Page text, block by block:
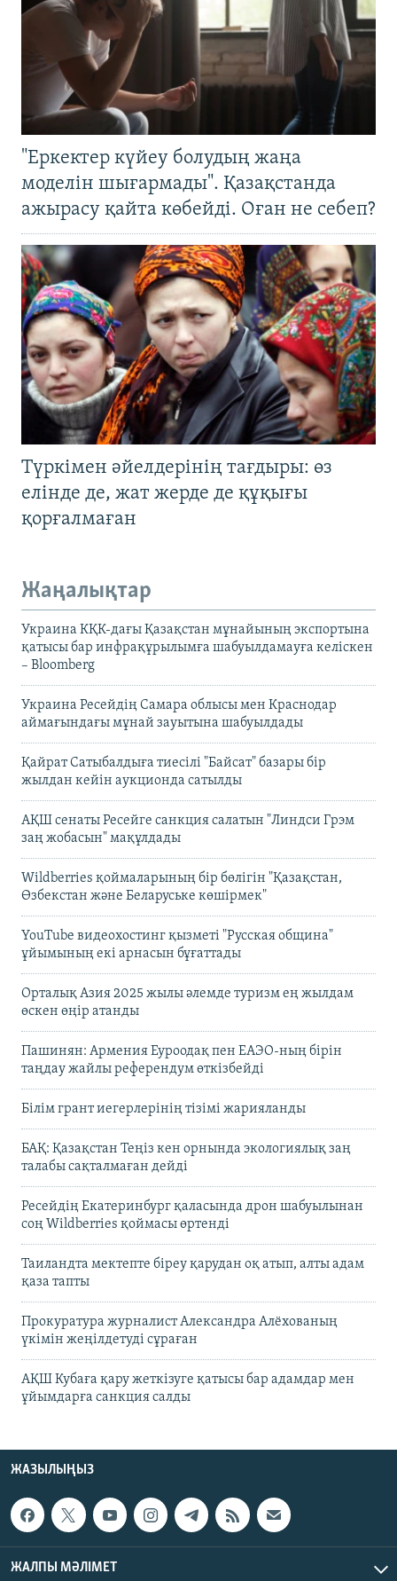
"Еркектер күйеу болудың жаңа
моделін шығармады". Қазақстанда
ажырасу қайта көбейді. Оған не себеп?
Түркімен әйелдерінің тағдыры: өз
елінде де, жат жерде де құқығы
қорғалмаған
Жаңалықтар
Украина КҚК-дағы Қазақстан мұнайының экспортына
қатысы бар инфрақұрылымға шабуылдамауға келіскен
– Bloomberg
Украина Ресейдің Самара облысы мен Краснодар
аймағындағы мұнай зауытына шабуылдады
Қайрат Сатыбалдыға тиесілі "Байсат" базары бір
жылдан кейін аукционда сатылды
АҚШ сенаты Ресейге санкция салатын "Линдси Грэм
заң жобасын" мақұлдады
Wildberries қоймаларының бір бөлігін "Қазақстан,
Өзбекстан және Беларуське көшірмек"
YouTube видеохостинг қызметі "Русская община"
ұйымының екі арнасын бұғаттады
Орталық Азия 2025 жылы әлемде туризм ең жылдам
өскен өңір атанды
Пашинян: Армения Еуроодақ пен ЕАЭО-ның бірін
таңдау жайлы референдум өткізбейді
Білім грант иегерлерінің тізімі жарияланды
БАҚ: Қазақстан Теңіз кен орнында экологиялық заң
талабы сақталмаған дейді
Ресейдің Екатеринбург қаласында дрон шабуылынан
соң Wildberries қоймасы өртенді
Таиландта мектепте біреу қарудан оқ атып, алты адам
қаза тапты
Прокуратура журналист Александра Алёхованың
үкімін жеңілдетуді сұраған
АҚШ Кубаға қару жеткізуге қатысы бар адамдар мен
ұйымдарға санкция салды
ЖАЗЫЛЫҢЫЗ
ЖАЛПЫ МӘЛІМЕТ